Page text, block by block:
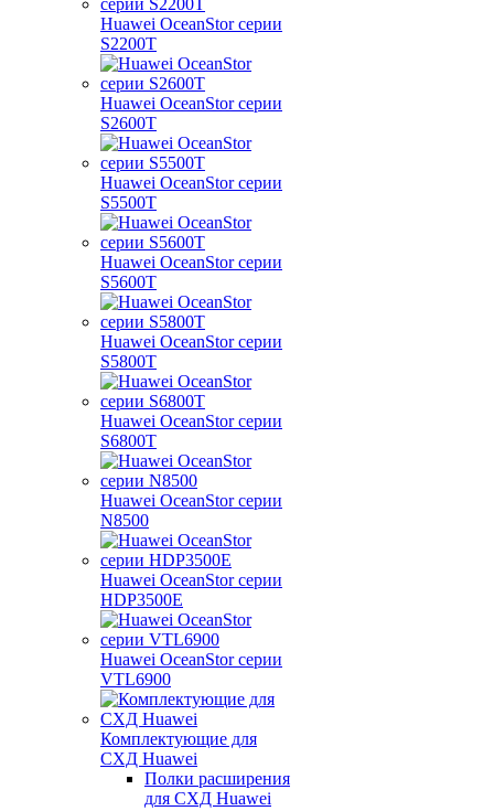
Huawei OceanStor серии
S2200T
Huawei OceanStor серии
S2600T
Huawei OceanStor серии
S5500T
Huawei OceanStor серии
S5600T
Huawei OceanStor серии
S5800T
Huawei OceanStor серии
S6800T
Huawei OceanStor серии
N8500
Huawei OceanStor серии
HDP3500E
Huawei OceanStor серии
VTL6900
Комплектующие для
СХД Huawei
Полки расширения
для СХД Huawei